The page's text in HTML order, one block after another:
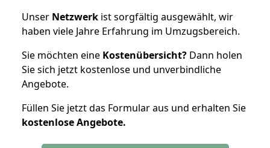
Unser Netzwerk ist sorgfältig ausgewählt, wir
haben viele Jahre Erfahrung im Umzugsbereich.
Sie möchten eine Kostenübersicht? Dann holen
Sie sich jetzt kostenlose und unverbindliche
Angebote.
Füllen Sie jetzt das Formular aus und erhalten Sie
kostenloseAngebote.